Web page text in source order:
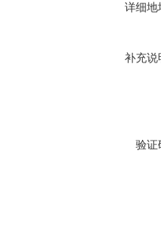
详细地
补充说
验证